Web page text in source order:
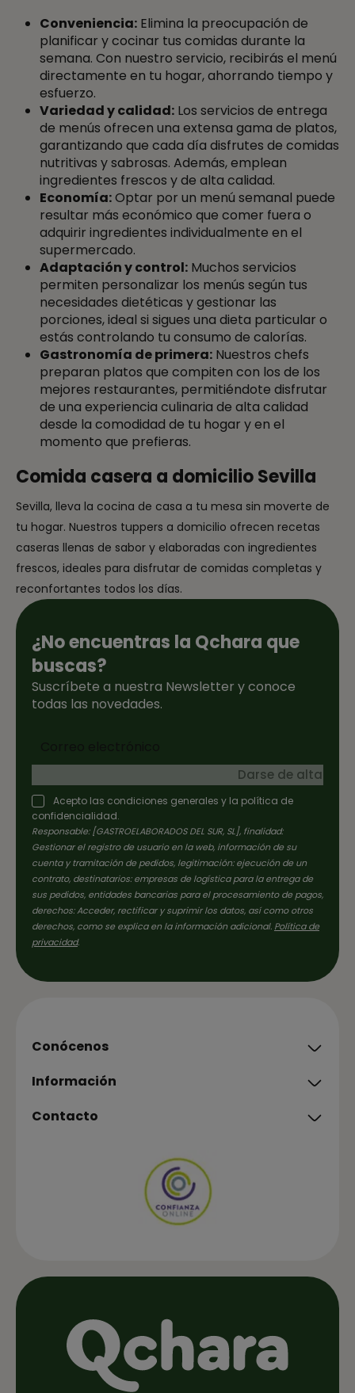
Conveniencia: Elimina la preocupación de
planificar y cocinar tus comidas durante la
semana. Con nuestro servicio, recibirás el menú
directamente en tu hogar, ahorrando tiempo y
esfuerzo.
Variedad y calidad: Los servicios de entrega
de menús ofrecen una extensa gama de platos,
garantizando que cada día disfrutes de comidas
nutritivas y sabrosas. Además, emplean
ingredientes frescos y de alta calidad.
Economía:Optar por un menú semanal puede
resultar más económico que comer fuera o
adquirir ingredientes individualmente en el
supermercado.
Adaptación y control: Muchos servicios
permiten personalizar los menús según tus
necesidades dietéticas y gestionar las
porciones, ideal si sigues una dieta particular o
estás controlando tu consumo de calorías.
Gastronomía de primera: Nuestros chefs
preparan platos que compiten con los de los
mejores restaurantes, permitiéndote disfrutar
de una experiencia culinaria de alta calidad
desde la comodidad de tu hogar y en el
momento que prefieras.
Comida casera a domicilio Sevilla
Sevilla, lleva la cocina de casa a tu mesa sin moverte de
tu hogar. Nuestros tuppers a domicilio ofrecen recetas
caseras llenas de sabor y elaboradas con ingredientes
frescos, ideales para disfrutar de comidas completas y
reconfortantes todos los días.
¿No encuentras la Qchara que
buscas?
Suscríbete a nuestra Newsletter y conoce
todas las novedades.
Darse de alta
Acepto las condiciones generales y la política de
confidencialidad.
Responsable: [GASTROELABORADOS DEL SUR, SL], finalidad:
Gestionar el registro de usuario en la web, información de su
cuenta y tramitación de pedidos, legitimación: ejecución de un
contrato, destinatarios: empresas de logística para la entrega de
sus pedidos, entidades bancarias para el procesamiento de pagos,
derechos: Acceder, rectificar y suprimir los datos, así como otros
derechos, como se explica en la información adicional. Política de
privacidad.
Conócenos
Información
Contacto